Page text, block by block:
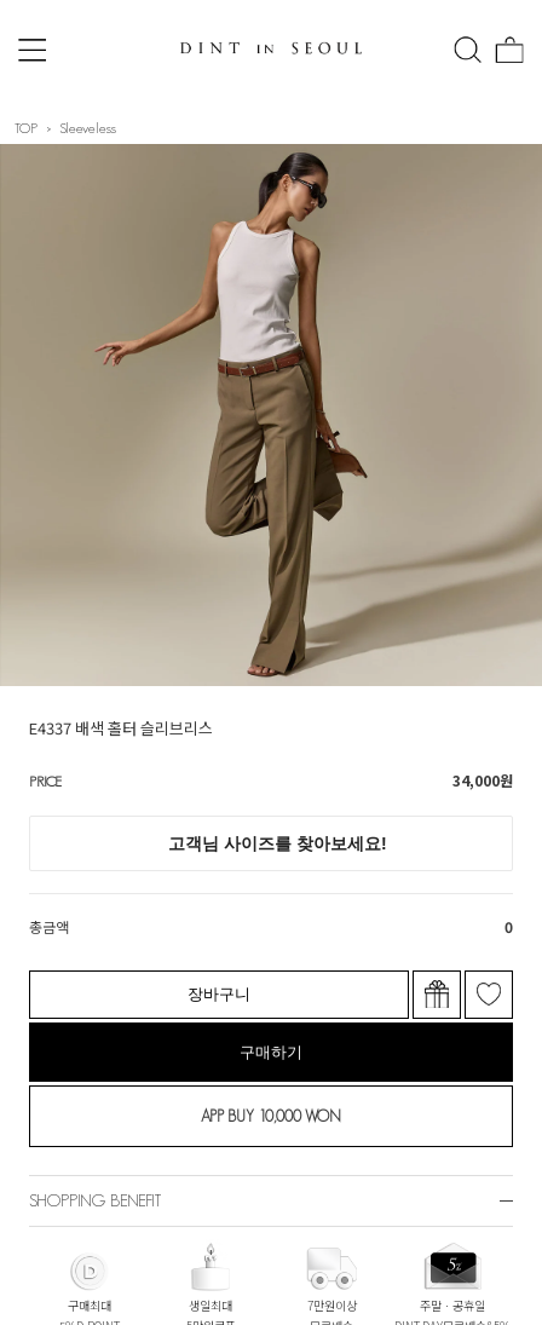
TOP Sleeveless
E4337 배색 홀터 슬리브리스
PRICE 34,000원
총금액 0
장바구니
구매하기
SHOPPING BENEFIT
구매최대
생일최대
7만원이상
주말ㆍ공휴일